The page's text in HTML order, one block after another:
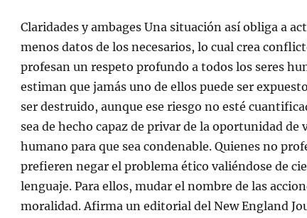
Claridades y ambages Una situación así obliga a
menos datos de los necesarios, lo cual crea
profesan un respeto profundo a todos los seres
estiman que jamás uno de ellos puede ser
ser destruido, aunque ese riesgo no esté
sea de hecho capaz de privar de la oportunidad
humano para que sea condenable. Quienes no
prefieren negar el problema ético valiéndose de
lenguaje. Para ellos, mudar el nombre de las
moralidad. Afirma un editorial del New England